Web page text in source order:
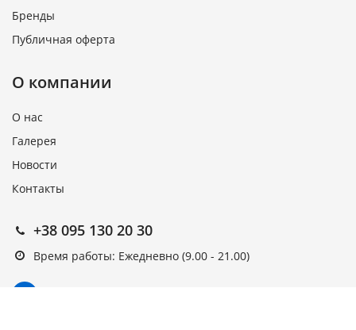
Бренды
Публичная оферта
О компании
О нас
Галерея
Новости
Контакты
+38 095 130 20 30
Время работы: Ежедневно (9.00 - 21.00)